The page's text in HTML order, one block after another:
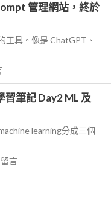
管理網站，終於
工具。像是 ChatGPT、
筆記 Day2 ML 及
learning分成三個
言